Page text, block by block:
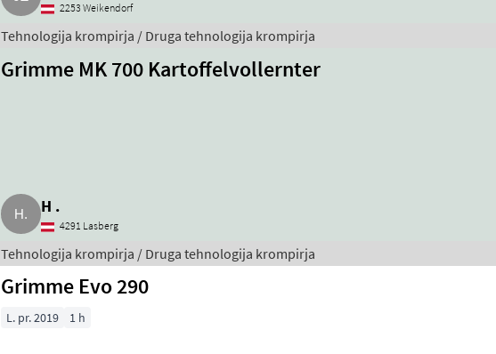
2253 Weikendorf
Tehnologija krompirja / Druga tehnologija krompirja
Grimme MK 700 Kartoffelvollernter
H .
4291 Lasberg
Tehnologija krompirja / Druga tehnologija krompirja
Grimme Evo 290
L. pr. 2019 1 h